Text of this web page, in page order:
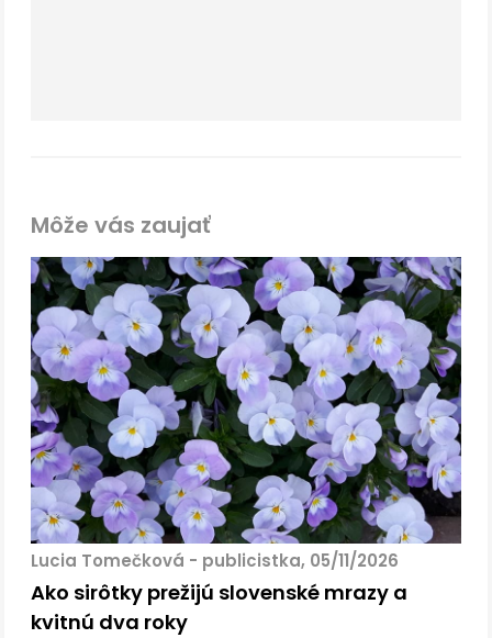
Môže vás zaujať
Lucia Tomečková - publicistka, 05/11/2026
Ako sirôtky prežijú slovenské mrazy a
kvitnú dva roky